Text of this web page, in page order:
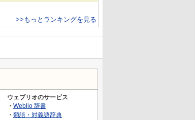
>>もっとランキングを見る
ウェブリオのサービス
・ Weblio 辞書
・ 類語・対義語辞典